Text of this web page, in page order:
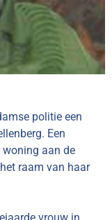
politie een
Een
aan de
raam van haar